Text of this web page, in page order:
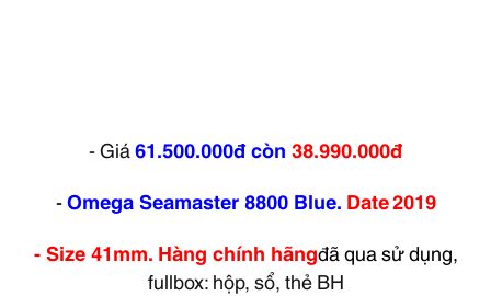
- Giá61.500.000đcòn 38.990.000đ
-Omega Seamaster 8800 Blue. Date2019
- Size 41mm. Hàng chính hãngđã qua sử dụng,
fullbox: hộp, sổ, thẻ BH